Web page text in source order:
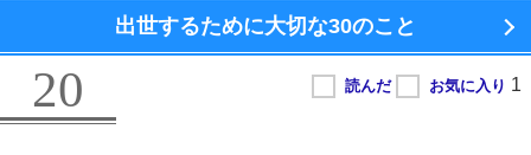
出世するために大切な30のこと
20